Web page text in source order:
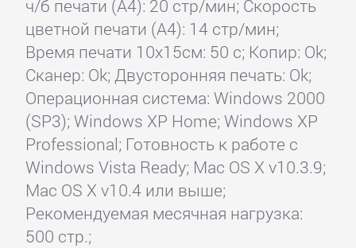
ч/б печати (А4): 20 стр/мин; Скорость
цветной печати (А4): 14 стр/мин;
Время печати 10x15см: 50 с; Копир: Ok;
Сканер: Ok; Двусторонняя печать: Ok;
Операционная система: Windows 2000
(SP3); Windows XP Home; Windows XP
Professional; Готовность к работе с
Windows Vista Ready; Mac OS X v10.3.9;
Mac OS X v10.4 или выше;
Рекомендуемая месячная нагрузка:
500 стр.;